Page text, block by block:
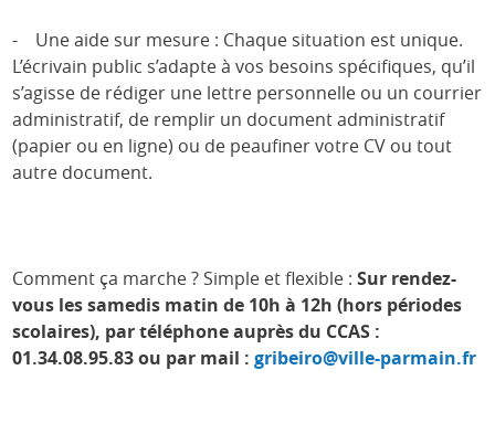
- Une aide sur mesure : Chaque situation est unique.
L’écrivain public s’adapte à vos besoins spécifiques, qu’il
s’agisse de rédiger une lettre personnelle ou un courrier
administratif, de remplir un document administratif
(papier ou en ligne) ou de peaufiner votre CV ou tout
autre document.
Comment ça marche ? Simple et flexible :Sur rendez-
vous les samedis matin de 10h à 12h (hors périodes
scolaires), par téléphone auprès du CCAS :
01.34.08.95.83 ou par mail :gribeiro@ville-parmain.fr